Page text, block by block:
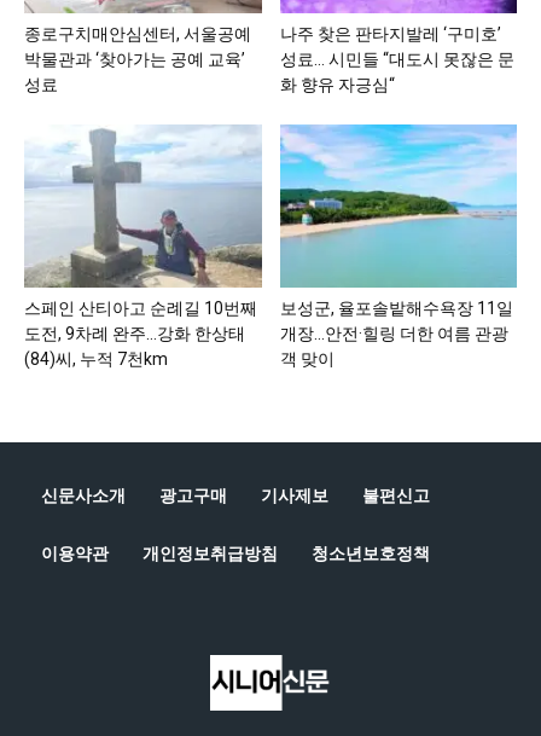
종로구치매안심센터, 서울공예
박물관과 ‘찾아가는 공예 교육’
성료
나주 찾은 판타지발레 ‘구미호’
성료… 시민들 “대도시 못잖은 문
화 향유 자긍심“
스페인 산티아고 순례길 10번째
도전, 9차례 완주…강화 한상태
(84)씨, 누적 7천km
보성군, 율포솔밭해수욕장 11일
개장…안전·힐링 더한 여름 관광
객 맞이
신문사소개 광고구매 기사제보 불편신고
이용약관 개인정보취급방침 청소년보호정책